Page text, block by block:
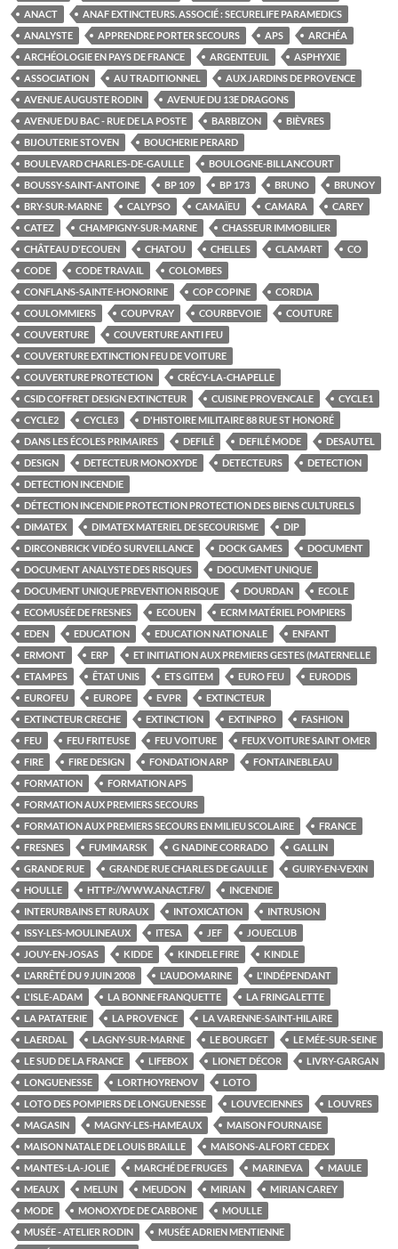
ANACT
ANAF EXTINCTEURS. ASSOCIÉ : SECURELIFE PARAMEDICS
ANALYSTE
APPRENDRE PORTER SECOURS APS
ARCHÉA
ARCHÉOLOGIE EN PAYS DE FRANCE
ARGENTEUIL
ASPHYXIE
ASSOCIATION
AU TRADITIONNEL
AUX JARDINS DE PROVENCE
AVENUE AUGUSTE RODIN
AVENUE DU 13E DRAGONS
AVENUE DU BAC - RUE DE LA POSTE
BARBIZON
BIÈVRES
BIJOUTERIE STOVEN
BOUCHERIE PERARD
BOULEVARD CHARLES-DE-GAULLE
BOULOGNE-BILLANCOURT
BOUSSY-SAINT-ANTOINE
BP 109 BP 173 BRUNO
BRUNOY
BRY-SUR-MARNE
CALYPSO CAMAÏEU CAMARA
CAREY
CATEZ
CHAMPIGNY-SUR-MARNE
CHASSEUR IMMOBILIER
CHÂTEAU D'ECOUEN
CHATOU CHELLES CLAMART
CO
CODE
CODE TRAVAIL
COLOMBES
CONFLANS-SAINTE-HONORINE
COP COPINE
CORDIA
COULOMMIERS
COUPVRAY COURBEVOIE
COUTURE
COUVERTURE
COUVERTURE ANTI FEU
COUVERTURE EXTINCTION FEU DE VOITURE
COUVERTURE PROTECTION
CRÉCY-LA-CHAPELLE
CSID COFFRET DESIGN EXTINCTEUR
CUISINE PROVENCALE
CYCLE1
CYCLE2
CYCLE3
D'HISTOIRE MILITAIRE 88 RUE ST HONORÉ
DANS LES ÉCOLES PRIMAIRES
DEFILÉ DEFILÉ MODE
DESAUTEL
DESIGN
DETECTEUR MONOXYDE DETECTEURS
DETECTION
DETECTION INCENDIE
DÉTECTION INCENDIE PROTECTION PROTECTION DES BIENS CULTURELS
DIMATEX
DIMATEX MATERIEL DE SECOURISME
DIP
DIRCONBRICK VIDÉO SURVEILLANCE
DOCK GAMES
DOCUMENT
DOCUMENT ANALYSTE DES RISQUES
DOCUMENT UNIQUE
DOCUMENT UNIQUE PREVENTION RISQUE
DOURDAN
ECOLE
ECOMUSÉE DE FRESNES
ECOUEN
ECRM MATÉRIEL POMPIERS
EDEN
EDUCATION EDUCATION NATIONALE
ENFANT
ERMONT
ERP
ET INITIATION AUX PREMIERS GESTES (MATERNELLE
ETAMPES
ÊTAT UNIS ETS GITEM EURO FEU
EURODIS
EUROFEU
EUROPE EVPR
EXTINCTEUR
EXTINCTEUR CRECHE
EXTINCTION EXTINPRO
FASHION
FEU
FEU FRITEUSE FEU VOITURE
FEUX VOITURE SAINT OMER
FIRE
FIRE DESIGN FONDATION ARP
FONTAINEBLEAU
FORMATION
FORMATION APS
FORMATION AUX PREMIERS SECOURS
FORMATION AUX PREMIERS SECOURS EN MILIEU SCOLAIRE
FRANCE
FRESNES
FUMIMARSK G NADINE CORRADO
GALLIN
GRANDE RUE
GRANDE RUE CHARLES DE GAULLE
GUIRY-EN-VEXIN
HOULLE
HTTP://WWW.ANACT.FR/
INCENDIE
INTERURBAINS ET RURAUX
INTOXICATION
INTRUSION
ISSY-LES-MOULINEAUX
ITESA JEF
JOUECLUB
JOUY-EN-JOSAS
KIDDE KINDELE FIRE
KINDLE
L'ARRÊTÉ DU 9 JUIN 2008
L'AUDOMARINE
L'INDÉPENDANT
L'ISLE-ADAM
LA BONNE FRANQUETTE
LA FRINGALETTE
LA PATATERIE
LA PROVENCE
LA VARENNE-SAINT-HILAIRE
LAERDAL
LAGNY-SUR-MARNE LE BOURGET
LE MÉE-SUR-SEINE
LE SUD DE LA FRANCE
LIFEBOX LIONET DÉCOR
LIVRY-GARGAN
LONGUENESSE
LORTHOYRENOV
LOTO
LOTO DES POMPIERS DE LONGUENESSE
LOUVECIENNES
LOUVRES
MAGASIN
MAGNY-LES-HAMEAUX
MAISON FOURNAISE
MAISON NATALE DE LOUIS BRAILLE
MAISONS-ALFORT CEDEX
MANTES-LA-JOLIE
MARCHÉ DE FRUGES MARINEVA
MAULE
MEAUX
MELUN MEUDON MIRIAN
MIRIAN CAREY
MODE
MONOXYDE DE CARBONE
MOULLE
MUSÉE - ATELIER RODIN
MUSÉE ADRIEN MENTIENNE